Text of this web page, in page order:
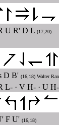
U R' D L (17,20)
D B' (16,18) Walter
· V H- · U
F U' (16,18)